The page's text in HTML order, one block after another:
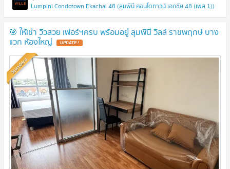
Lumpini Condotown Ekachai 48 (ลุมพินี คอนโดทาวน์ เอกชัย 48 (เฟส 1))
🎯 ให้เช่า วิวสวย เฟอร์ฯครบ พร้อมอยู่ ลุมพินี วิลล์ ราชพฤกษ์ บาง
แวก ห้องใหญ่ UPDATE !
Standard